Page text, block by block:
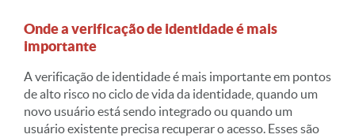
Onde a verificação de identidade é mais
importante
A verificação de identidade é mais importante em pontos
de alto risco no ciclo de vida da identidade, quando um
novo usuário está sendo integrado ou quando um
usuário existente precisa recuperar o acesso. Esses são